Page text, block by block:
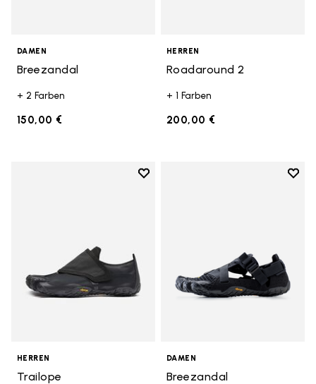
DAMEN
Breezandal
+ 2 Farben
150,00 €
HERREN
Roadaround 2
+ 1 Farben
200,00 €
Add to wishlist
HERREN
Trailope
Add
DAMEN
Breezandal